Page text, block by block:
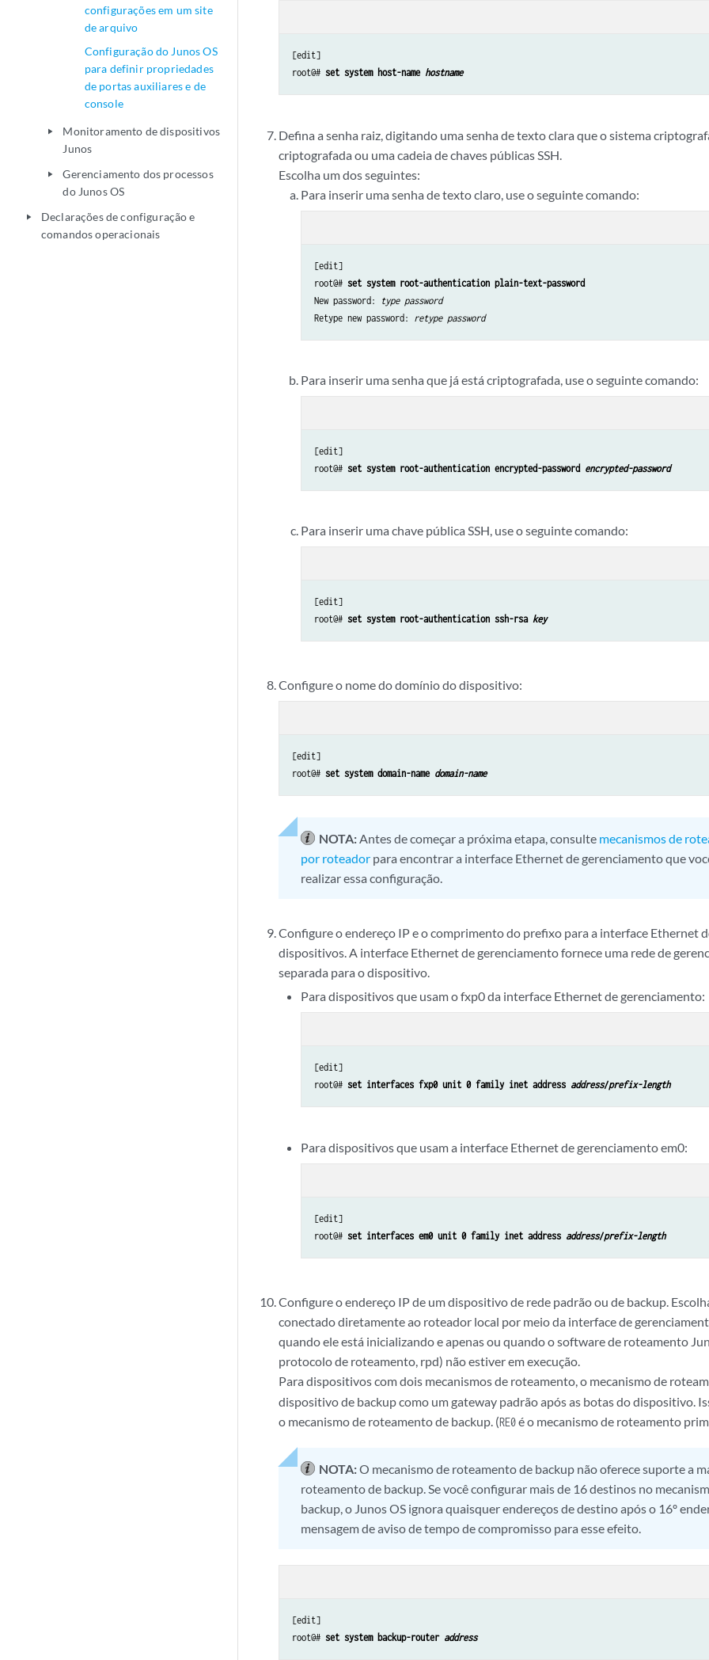
configurações em um site
de arquivo
Configuração do Junos OS
para definir propriedades
de portas auxiliares e de
console
play_arrow
Monitoramento de dispositivos
Junos
play_arrow
Gerenciamento dos processos
do Junos OS
play_arrow
Declarações de configuração e
comandos operacionais
[edit]
root@# set system host-name hostname
Defina a senha raiz, digitando uma senha de texto clara que o sistema
criptografada ou uma cadeia de chaves públicas SSH.
Escolha um dos seguintes:
Para inserir uma senha de texto claro, use o seguinte comando:
[edit]
root@# set system root-authentication plain-text-password
New password:
type password
Retype new password: retype password
Para inserir uma senha que já está criptografada, use o seguinte comando:
[edit]
root@# set system root-authentication encrypted-password encrypted-password
Para inserir uma chave pública SSH, use o seguinte comando:
[edit]
root@# set system root-authentication ssh-rsa key
Configure o nome do domínio do dispositivo:
[edit]
root@# set system domain-name domain-name
NOTA:Antes de começar a próxima etapa, consulte mecanismos de
por roteador para encontrar a interface Ethernet de gerenciamento que
realizar essa configuração.
Configure o endereço IP e o comprimento do prefixo para a interface Ethernet
dispositivos. A interface Ethernet de gerenciamento fornece uma rede de
separada para o dispositivo.
Para dispositivos que usam o fxp0 da interface Ethernet de gerenciamento:
[edit]
root@# set interfaces fxp0 unit 0 family inet address address/prefix-length
Para dispositivos que usam a interface Ethernet de gerenciamento em0:
[edit]
root@# set interfaces em0 unit 0 family inet address address/prefix-length
Configure o endereço IP de um dispositivo de rede padrão ou de backup.
conectado diretamente ao roteador local por meio da interface de
quando ele está inicializando e apenas ou quando o software de roteamento
protocolo de roteamento, rpd) não estiver em execução.
Para dispositivos com dois mecanismos de roteamento, o mecanismo de
dispositivo de backup como um gateway padrão após as botas do dispositivo.
o mecanismo de roteamento de backup. (RE0é o mecanismo de roteamento
NOTA:O mecanismo de roteamento de backup não oferece suporte a
roteamento de backup. Se você configurar mais de 16 destinos no
backup, o Junos OS ignora quaisquer endereços de destino após o 16º
mensagem de aviso de tempo de compromisso para esse efeito.
[edit]
root@# set system backup-router address